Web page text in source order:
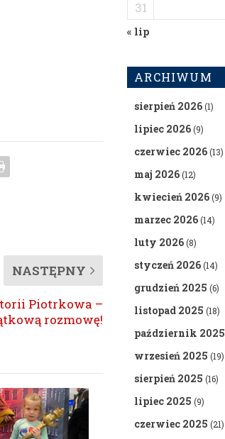
NASTĘPNY
Piotrkowa –
rozmowę!
31
« lip
ARCHIWUM
sierpień 2026(1)
lipiec 2026(9)
czerwiec 2026(13)
maj 2026(12)
kwiecień 2026(9)
marzec 2026(14)
luty 2026(8)
styczeń 2026(14)
grudzień 2025 (6)
listopad 2025 (18)
październik 2025
wrzesień 2025 (19)
sierpień 2025 (16)
lipiec 2025 (9)
czerwiec 2025 (21)